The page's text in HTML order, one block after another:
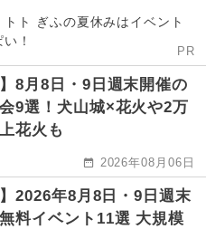
トト ぎふの夏休みはイベント
！
PR
】8月8日・9日週末開催の
9選！犬山城×花火や2万
花火も
2026年08月06日
】2026年8月8日・9日週末
料イベント11選 大規模